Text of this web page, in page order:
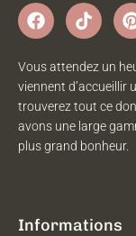
Vous attendez un
viennent d’accueillir
trouverez tout ce
avons une large
plus grand bonheur.
Informations